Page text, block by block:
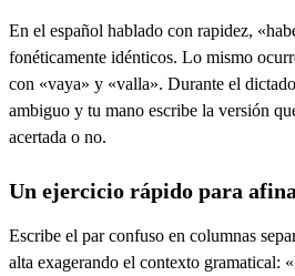
En el español hablado con rapidez,
fonéticamente idénticos. Lo mismo
con «vaya» y «valla». Durante el
ambiguo y tu mano escribe la versión
acertada o no.
Un ejercicio rápido para
Escribe el par confuso en columnas
alta exagerando el contexto gramatical: